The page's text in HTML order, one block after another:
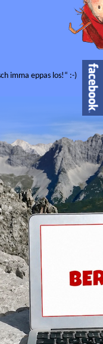
imma eppas los!“ :-)